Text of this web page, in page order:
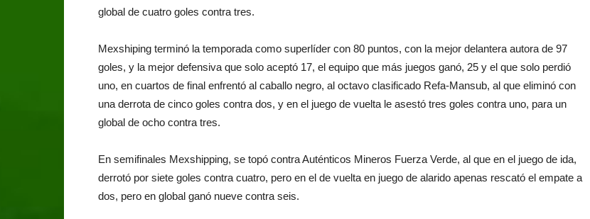
global de cuatro goles contra tres.
Mexshiping terminó la temporada como superlíder con 80 puntos, con la mejor delantera autora de 97
goles, y la mejor defensiva que solo aceptó 17, el equipo que más juegos ganó, 25 y el que solo perdió
uno, en cuartos de final enfrentó al caballo negro, al octavo clasificado Refa-Mansub, al que eliminó con
una derrota de cinco goles contra dos, y en el juego de vuelta le asestó tres goles contra uno, para un
global de ocho contra tres.
En semifinales Mexshipping, se topó contra Auténticos Mineros Fuerza Verde, al que en el juego de ida,
derrotó por siete goles contra cuatro, pero en el de vuelta en juego de alarido apenas rescató el empate a
dos, pero en global ganó nueve contra seis.